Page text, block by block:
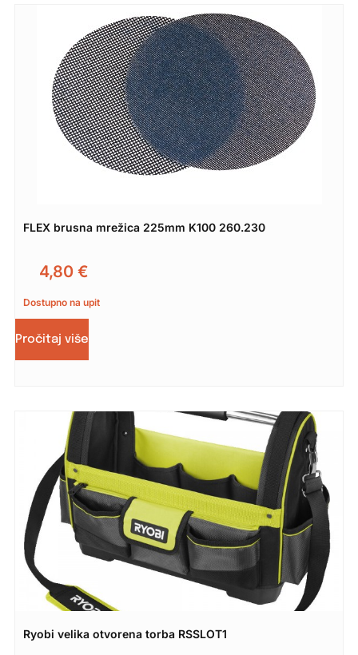
FLEX brusna mrežica 225mm K100 260.230
4,80 €
Dostupno na upit
Pročitaj više
Ryobi velika otvorena torba RSSLOT1